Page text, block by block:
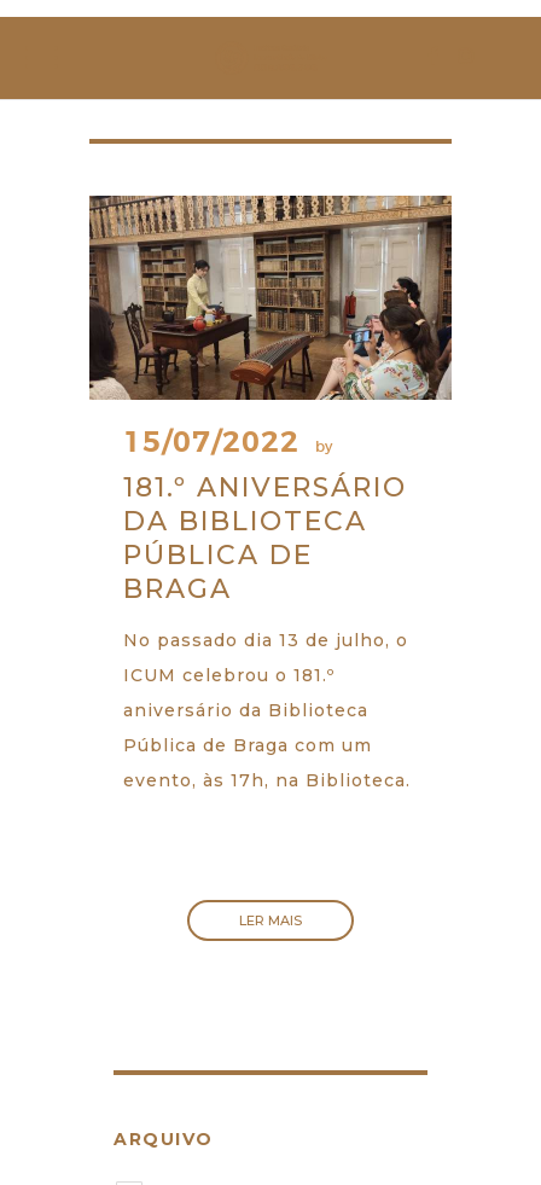
ESTUDAR
NOTÍCIAS
GALERIA
CONTACTOS
15/07/2022 by
181.º ANIVERSÁRIO
DA BIBLIOTECA
PÚBLICA DE
BRAGA
No passado dia 13 de julho, o
ICUM celebrou o 181.º
aniversário da Biblioteca
Pública de Braga com um
evento, às 17h, na Biblioteca.
LER MAIS
ARQUIVO